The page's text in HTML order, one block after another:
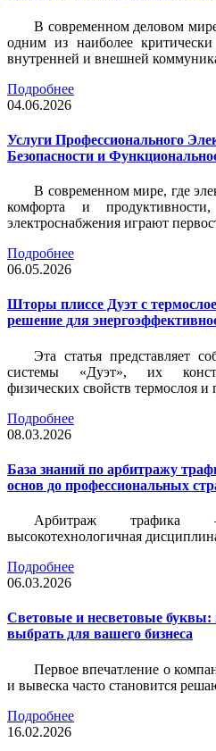
В современном деловом
одним из наиболее
внутренней и внешней
Подробнее
04.06.2026
Услуги Профессионального
Безопасности и
В современном мире, где
комфорта и
электроснабжения играют
Подробнее
06.05.2026
Шторы плиссе Дуэт с
решение для
Эта статья представляет
системы «Дуэт», их
физических свойств термослоя и
Подробнее
08.03.2026
База знаний по арбитражу
основ до профессиональных
Арбитраж трафика
высокотехнологичная
Подробнее
06.03.2026
Световые и несветовые буквы:
выбрать для вашего бизнеса
Первое впечатление о
и вывеска часто становится
Подробнее
16.02.2026